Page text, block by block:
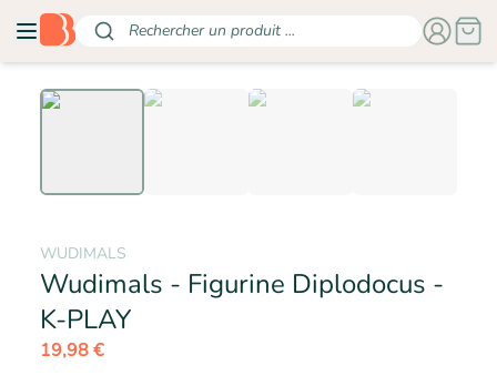
Rechercher un produit ...
WUDIMALS
Wudimals - Figurine Diplodocus -
K-PLAY- WUDIMALS
19,98 €